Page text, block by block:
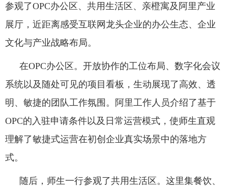
参观了OPC办公区、共用生活区、亲橙寓及阿里产业
展厅，近距离感受互联网龙头企业的办公生态、企业
文化与产业战略布局。
在OPC办公区。开放协作的工位布局、数字化会议
系统以及随处可见的项目看板， 生动展现了高效、透
明、敏捷的团队工作氛围。阿里工作人员介绍了基于
OPC的入驻申请条件以及 日常运营模式， 使师生直观
理解了敏捷式运营在初创企业真实场景中的落地方
式。
随后，师生一行参观了共用生活区。这里集餐饮、